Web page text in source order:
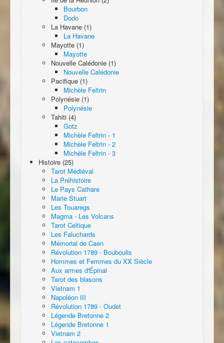
Bourbon
Dodo
La Havane (1)
La Havane
Mayotte (1)
Mayotte
Nouvelle Calédonie (1)
Nouvelle Calédonie
Pacifique (1)
Michèle Feltrin
Polynésie (1)
Polynésie
Tahiti (4)
Gotz
Michèle Feltrin - 1
Michèle Feltrin - 2
Michèle Feltrin - 3
Histoire (25)
Tarot Médiéval
La Préhistoire
Le Pays Cathare
Marie Stuart
Les Touaregs
Magma - Les Volcans
Tarot Celtique
Les Faluchards
Mémorial de Caen
Révolution 1789 - Bouboulis
Hommes et Femmes du XX Siècle
Aux armes d'Épinal
Tarot des blasons
Vietnam 1
Napoléon III
Révolution 1789 - Oudet
Légende Bretonne 2
Légende Bretonne 1
Vietnam 2